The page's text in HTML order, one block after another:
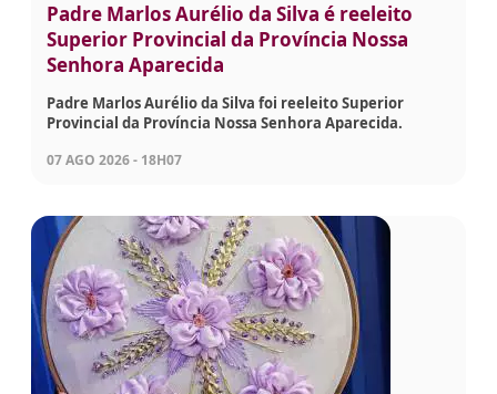
Padre Marlos Aurélio da Silva é reeleito
Superior Provincial da Província Nossa
Senhora Aparecida
Padre Marlos Aurélio da Silva foi reeleito Superior
Provincial da Província Nossa Senhora Aparecida.
07 AGO 2026 - 18H07